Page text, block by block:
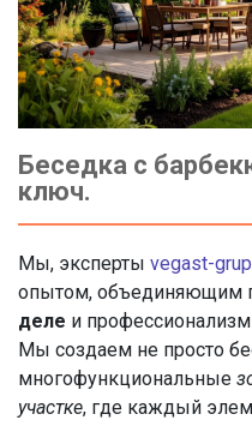
Беседка с
ключ.
Мы, эксперты vegast-
опытом, объединяющим
деле и
Мы создаем не просто
многофункциональные
участке, где каждый